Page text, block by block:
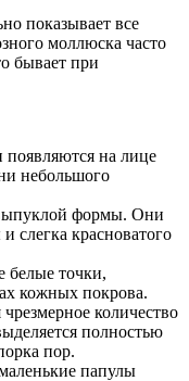
показывает все
моллюска часто
бывает при
на лице
небольшого
формы. Они
слегка красноватого
белые точки,
кожных покрова.
количество
полностью
пор.
папулы